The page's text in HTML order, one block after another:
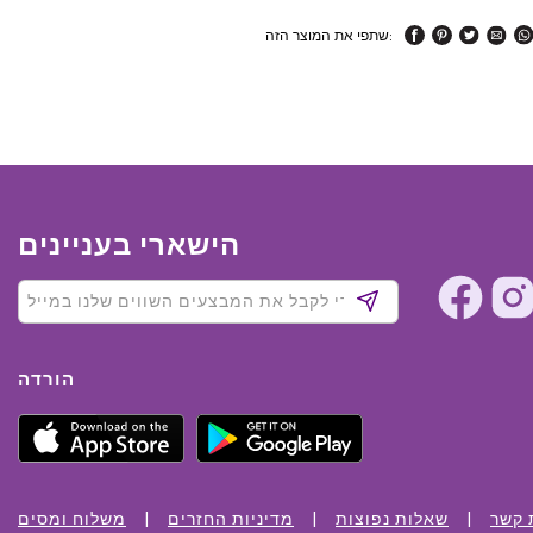
שתפי את המוצר הזה:
הישארי בעניינים
הורדה
משלוח ומסים מדיניות החזרים שאלות נפוצות קשר